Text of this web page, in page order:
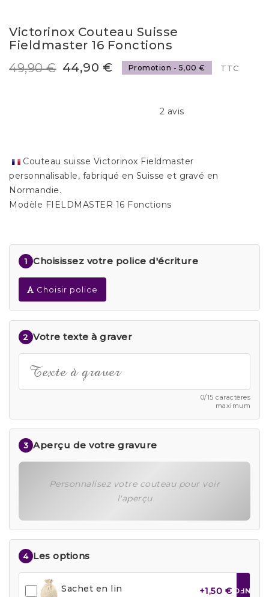
Victorinox Couteau Suisse
Fieldmaster 16 Fonctions
49,90 € 44,90 € Promotion - 5,00 € TTC
2 avis
Couteau suisse Victorinox Fieldmaster
personnalisable, fabriqué en Suisse et gravé en
Normandie.
Modèle FIELDMASTER 16 Fonctions
1 Choisissez votre police d'écriture
Choisir police
2 Votre texte à graver
0/15 caractères
maximum
3 Aperçu de votre gravure
Personnalisez votre couteau pour voir
l'aperçu
4 Les options
Sachet en lin +1,50 € INFO